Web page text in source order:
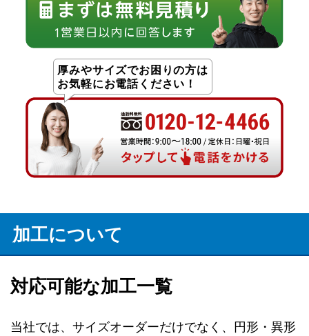
厚みやサイズでお困りの方は
お気軽にお電話ください！
加工について
対応可能な加工一覧
当社では、サイズオーダーだけでなく、円形・異形